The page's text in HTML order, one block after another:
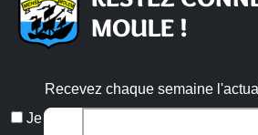
MOULE !
Recevez chaque semaine
JeVeuillez laisser ce champ vide :
Email